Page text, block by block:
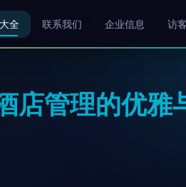
全 联系我们 企业信息 访
店管理的优雅